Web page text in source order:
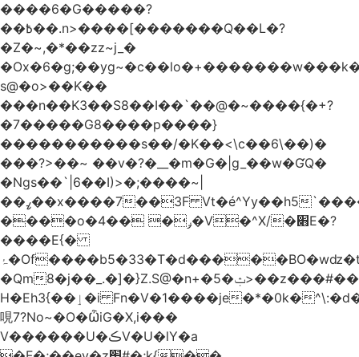
����6�G�����?
��߿��.n>����[�������Q��L�?
�Z�~,�*��zz~j_�
�Ox�6�g;��yg~�c�
s@�o>��K��
���n��K3��S8��I��`��@�~����{�+?
�7�����G8����p����}
�����������s ��/�K��<\c��6\��)�
���?>��~ ��v�?�__�m�G�|g_��w�ƓQ�
�Ngs��`|6� �I)>�;����~|
��ߨ��x����7��3F Vt�é^Yy��h5`����ۻ���5�"�}1k�[S��ͪ����l��blw��=��S.u}
����o�ݛ� ��4�V�^X/�׋E�?
����E{�
ۂ�Of����b5�33�T�d�����BO�wǳ�t1
�Qm8�j��_.�]�}Z.S@�n+�5�ݑ>��z���#��,s
H�Eh3{��ٳ�i Fn�V�1����je�*�0k�^\:�d�0�AOoNܰ� vLa��b�@�6��CM��H̷�~��)����h��o
哯7?No~�O�ѼiG�X,i���
V������U�ڪV�U�lY�a